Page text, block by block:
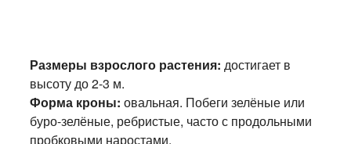
Размеры взрослого растения: достигает в
высоту до 2-3 м.
Форма кроны: овальная. Побеги зелёные или
буро-зелёные, ребристые, часто с продольными
пробковыми наростами.